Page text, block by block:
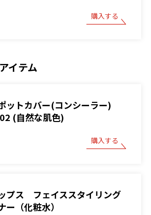
購入する
イテム
ットカバー(コンシーラー)
(自然な肌色)
購入する
プス フェイススタイリング
ー（化粧水）